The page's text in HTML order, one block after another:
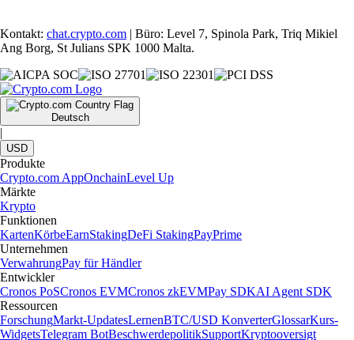
Kontakt: chat.crypto.com | Büro: Level 7, Spinola Park, Triq Mikiel
Ang Borg, St Julians SPK 1000 Malta.
Deutsch
|
USD
Produkte
Crypto.com AppOnchainLevel Up
Märkte
Krypto
Funktionen
KartenKörbeEarnStakingDeFi StakingPayPrime
Unternehmen
VerwahrungPay für Händler
Entwickler
Cronos PoSCronos EVMCronos zkEVMPay SDKAI Agent SDK
Ressourcen
ForschungMarkt-UpdatesLernenBTC/USD KonverterGlossarKurs-
WidgetsTelegram BotBeschwerdepolitikSupportKryptooversigt